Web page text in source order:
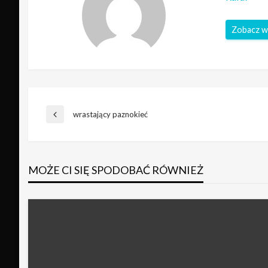
Zobacz
Nawigacja
Poprzedni
wrastający paznokieć
MOŻE CI SIĘ SPODOBAĆ RÓWNIEŻ